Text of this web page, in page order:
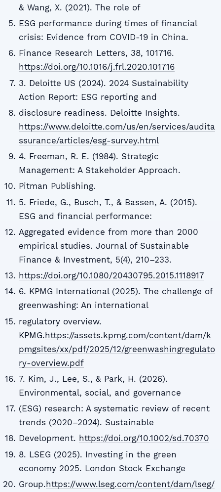
& Wang, X. (2021). The role of
ESG performance during times of financial
crisis: Evidence from COVID-19 in China.
Finance Research Letters, 38, 101716.
https://doi.org/10.1016/j.frl.2020.101716
3. Deloitte US (2024). 2024 Sustainability
Action Report: ESG reporting and
disclosure readiness. Deloitte Insights.
https://www.deloitte.com/us/en/services/audita
ssurance/articles/esg-survey.html
4. Freeman, R. E. (1984). Strategic
Management: A Stakeholder Approach.
Pitman Publishing.
5. Friede, G., Busch, T., & Bassen, A. (2015).
ESG and financial performance:
Aggregated evidence from more than 2000
empirical studies. Journal of Sustainable
Finance & Investment, 5(4), 210–233.
https://doi.org/10.1080/20430795.2015.1118917
6. KPMG International (2025). The challenge of
greenwashing: An international
regulatory overview.
KPMG.https://assets.kpmg.com/content/dam/k
pmgsites/xx/pdf/2025/12/greenwashingregulato
ry-overview.pdf
7. Kim, J., Lee, S., & Park, H. (2026).
Environmental, social, and governance
(ESG) research: A systematic review of recent
trends (2020–2024). Sustainable
Development. https://doi.org/10.1002/sd.70370
8. LSEG (2025). Investing in the green
economy 2025. London Stock Exchange
Group.https://www.lseg.com/content/dam/lseg/